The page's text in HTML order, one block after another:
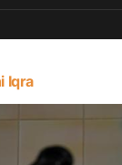
Iqra